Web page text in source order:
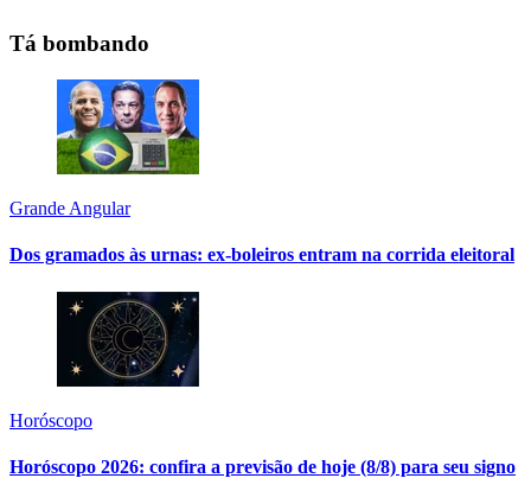
Tá bombando
Grande Angular
Dos gramados às urnas: ex-boleiros entram na corrida eleitoral
Horóscopo
Horóscopo 2026: confira a previsão de hoje (8/8) para seu signo